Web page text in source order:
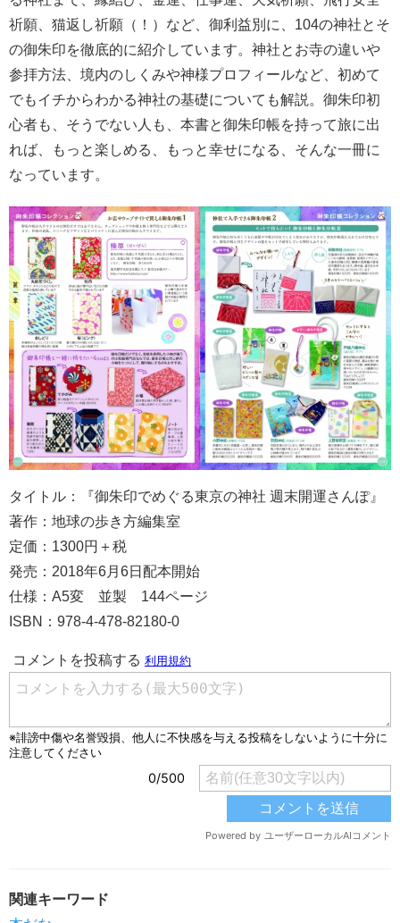
祈願、猫返し祈願（！）など、御利益別に、104の神社とそ
の御朱印を徹底的に紹介しています。神社とお寺の違いや
参拝方法、境内のしくみや神様プロフィールなど、初めて
でもイチからわかる神社の基礎についても解説。御朱印初
心者も、そうでない人も、本書と御朱印帳を持って旅に出
れば、もっと楽しめる、もっと幸せになる、そんな一冊に
なっています。
タイトル：『御朱印でめぐる東京の神社 週末開運さんぽ』
著作：地球の歩き方編集室
定価：1300円＋税
発売：2018年6月6日配本開始
仕様：A5変 並製 144ページ
ISBN：978-4-478-82180-0
関連キーワード